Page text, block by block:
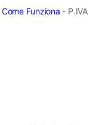
Come Funziona - P.IVA